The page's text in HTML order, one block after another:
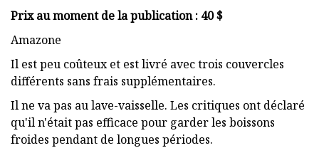
Prix ​​au moment de la publication : 40 $
Amazone
Il est peu coûteux et est livré avec trois couvercles
différents sans frais supplémentaires.
Il ne va pas au lave-vaisselle. Les critiques ont déclaré
qu'il n'était pas efficace pour garder les boissons
froides pendant de longues périodes.